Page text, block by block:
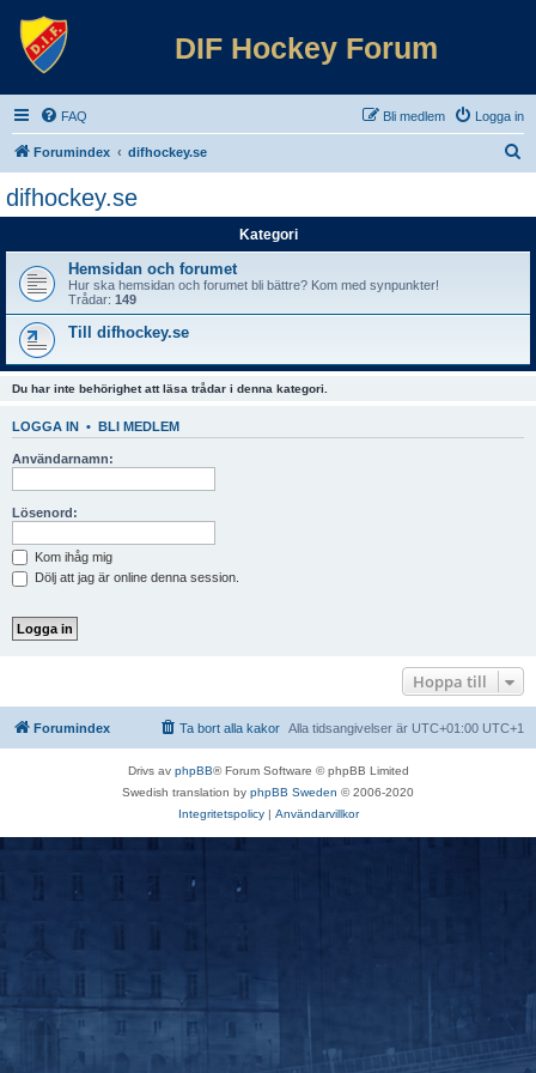
DIF Hockey Forum
FAQ Logga in
Bli medlem
Forumindex difhockey.se
difhockey.se
Kategori
Hemsidan och forumet
Hur ska hemsidan och forumet bli bättre? Kom med synpunkter!
Trådar: 149
Till difhockey.se
Du har inte behörighet att läsa trådar i denna kategori.
LOGGA IN • BLI MEDLEM
Användarnamn:
Lösenord:
Kom ihåg mig
Dölj att jag är online denna session.
Hoppa till
Forumindex Alla tidsangivelser är UTC+01:00 UTC+1
Ta bort alla kakor
Drivs av phpBB® Forum Software © phpBB Limited
Swedish translation by phpBB Sweden © 2006-2020
Integritetspolicy| Användarvillkor